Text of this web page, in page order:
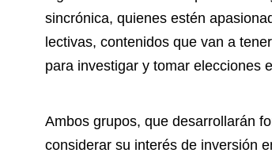
sincrónica, quienes estén
lectivas, contenidos que van a
para investigar y tomar elecciones
Ambos grupos, que desarrollarán
considerar su interés de inversión